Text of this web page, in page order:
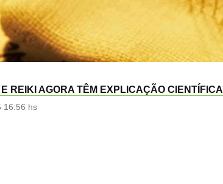
REIKI AGORA TÊM EXPLICAÇÃO CIENTÍFICA
16:56 hs